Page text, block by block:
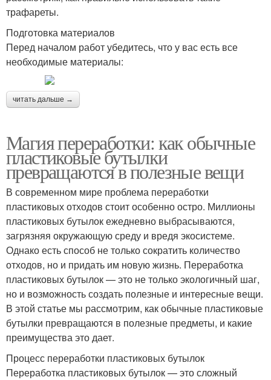
трафареты.
Подготовка материалов
Перед началом работ убедитесь, что у вас есть все
необходимые материалы:
читать дальше →
Магия переработки: как обычные
пластиковые бутылки
превращаются в полезные вещи
В современном мире проблема переработки
пластиковых отходов стоит особенно остро. Миллионы
пластиковых бутылок ежедневно выбрасываются,
загрязняя окружающую среду и вредя экосистеме.
Однако есть способ не только сократить количество
отходов, но и придать им новую жизнь. Переработка
пластиковых бутылок — это не только экологичный шаг,
но и возможность создать полезные и интересные вещи.
В этой статье мы рассмотрим, как обычные пластиковые
бутылки превращаются в полезные предметы, и какие
преимущества это дает.
Процесс переработки пластиковых бутылок
Переработка пластиковых бутылок — это сложный